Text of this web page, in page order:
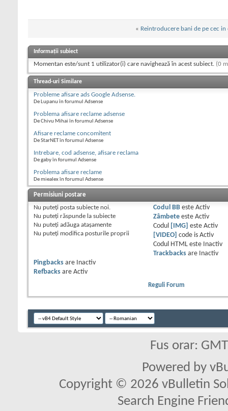
« Reintroducere bani de pe cec in
Informații subiect
Momentan este/sunt 1 utilizator(i) care navighează în acest subiect. (0
Thread-uri Similare
Probleme afisare ads Google Adsense.
De Lupanu în forumul Adsense
Problema afisare reclame adsense
De Chivu Mihai în forumul Adsense
Afisare reclame concomitent
De StarNET în forumul Adsense
Intrebare, cod adsense, afisare reclama
De gaby în forumul Adsense
Problema afisare reclame
De miealex în forumul Adsense
Permisiuni postare
Nu puteţi posta subiecte noi.
Nu puteţi răspunde la subiecte
Nu puteţi adăuga ataşamente
Nu puteţi modifica posturile proprii
Codul BBeste Activ
Zâmbeteeste Activ
Codul
[IMG] este Activ
[VIDEO]
code is Activ
Codul HTML este
Inactiv
Trackbacksare
Inactiv
Pingbacks are
Inactiv
Refbacks are Activ
Reguli Forum
Fus orar:
Powered by
Copyright © 2026 vBulletin
Search Engine